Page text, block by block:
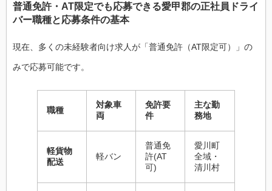
普通免許・AT限定でも応募できる愛甲郡の正社員ドライ
バー職種と応募条件の基本
現在、多くの未経験者向け求人が「普通免許（AT限定可）」の
みで応募可能です。
職種
対象車
両
免許要
件
主な勤
務地
軽貨物
配送
軽バン
普通免
許(AT
可)
愛川町
全域・
清川村